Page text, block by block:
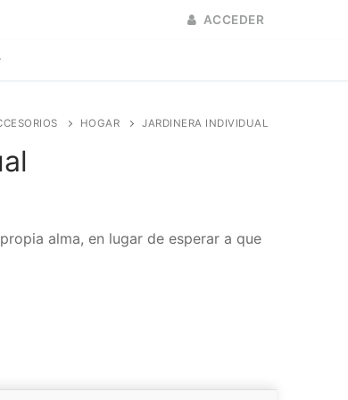
ACCEDER
HOGAR JARDINERA INDIVIDUAL
alma, en lugar de esperar a que